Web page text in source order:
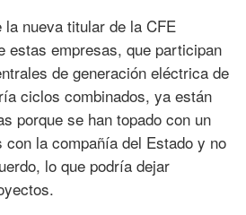
nueva titular de la CFE
estas empresas, que participan
de generación eléctrica de
ciclos combinados, ya están
porque se han topado con un
con la compañía del Estado y no
lo que podría dejar